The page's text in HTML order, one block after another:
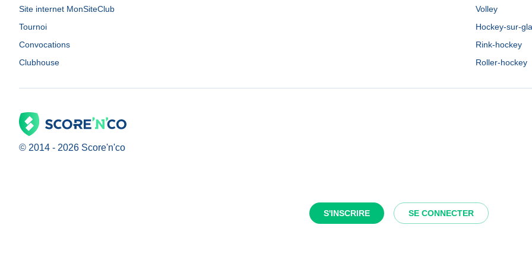
S'INSCRIRE SE CONNECTER
Site internet MonSiteClub
Tournoi
Convocations
Clubhouse
Volley
Hockey-sur-
Rink-hockey
Roller-hockey
© 2014 - 2026 Score'n'co